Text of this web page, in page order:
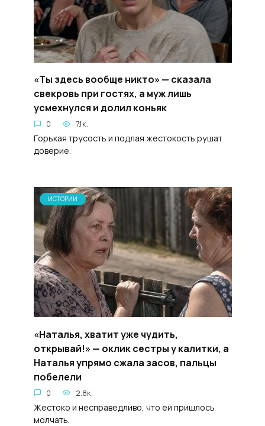
«Ты здесь вообще никто» — сказала
свекровь при гостях, а муж лишь
усмехнулся и долил коньяк
0 7.1к.
Горькая трусость и подлая жестокость рушат
доверие.
ИСТОРИИ
«Наталья, хватит уже чудить,
открывай!» — оклик сестры у калитки, а
Наталья упрямо сжала засов, пальцы
побелели
0 2.8к.
Жестоко и несправедливо, что ей пришлось
молчать.